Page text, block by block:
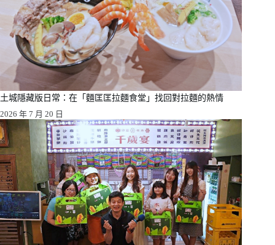
土城隱藏版日常：在「麵匡匡拉麵食堂」找回對拉麵的熱情
2026 年 7 月 20 日